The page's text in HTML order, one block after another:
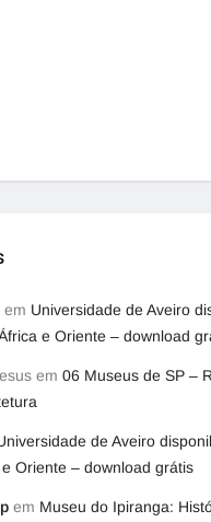
em Universidade de Aveiro
e Oriente – download
em 06 Museus de SP –
de Aveiro
Oriente – download grátis
em Museu do Ipiranga: